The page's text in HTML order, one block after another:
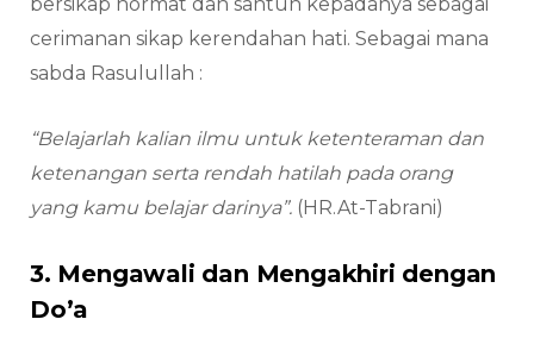
cerimanan sikap kerendahan hati. Sebagai mana
sabda Rasulullah :
“Belajarlah kalian ilmu untuk ketenteraman dan
ketenangan serta rendah hatilah pada orang
yang kamu belajar darinya”. (HR.At-Tabrani)
3. Mengawali dan Mengakhiri dengan
Do’a